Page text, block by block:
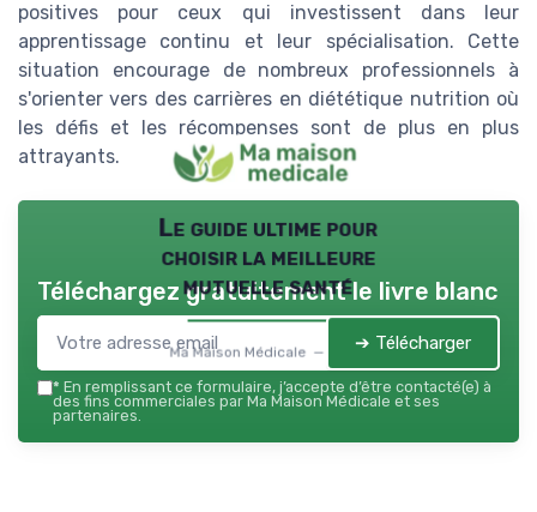
positives pour ceux qui investissent dans leur
apprentissage continu et leur spécialisation. Cette
situation encourage de nombreux professionnels à
s'orienter vers des carrières en diététique nutrition où
les défis et les récompenses sont de plus en plus
attrayants.
Le guide ultime pour
choisir la meilleure
mutuelle santé
Ma Maison Médicale — 2026
Téléchargez gratuitement le livre blanc
➔ Télécharger
* En remplissant ce formulaire, j’accepte d’être contacté(e) à
des fins commerciales par Ma Maison Médicale et ses
partenaires.